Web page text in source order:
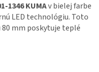
1346 KUMAv bielej farbe
LED technológiu. Toto
80 mm poskytuje teplé